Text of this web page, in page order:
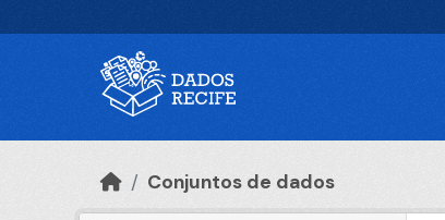
Conjuntos de dados